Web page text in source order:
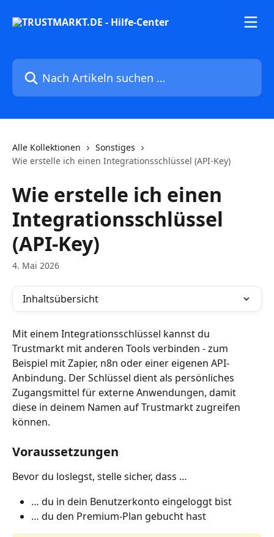
Nach Artikeln suchen …
Alle Kollektionen
Sonstiges
Wie erstelle ich einen Integrationsschlüssel (API-Key)
Wie erstelle ich einen
Integrationsschlüssel
(API-Key)
4. Mai 2026
Inhaltsübersicht
Mit einem Integrationsschlüssel kannst du
Trustmarkt mit anderen Tools verbinden - zum
Beispiel mit Zapier, n8n oder einer eigenen API-
Anbindung. Der Schlüssel dient als persönliches
Zugangsmittel für externe Anwendungen, damit
diese in deinem Namen auf Trustmarkt zugreifen
können.
Voraussetzungen
Bevor du loslegst, stelle sicher, dass …
… du in dein Benutzerkonto eingeloggt bist
… du den Premium-Plan gebucht hast